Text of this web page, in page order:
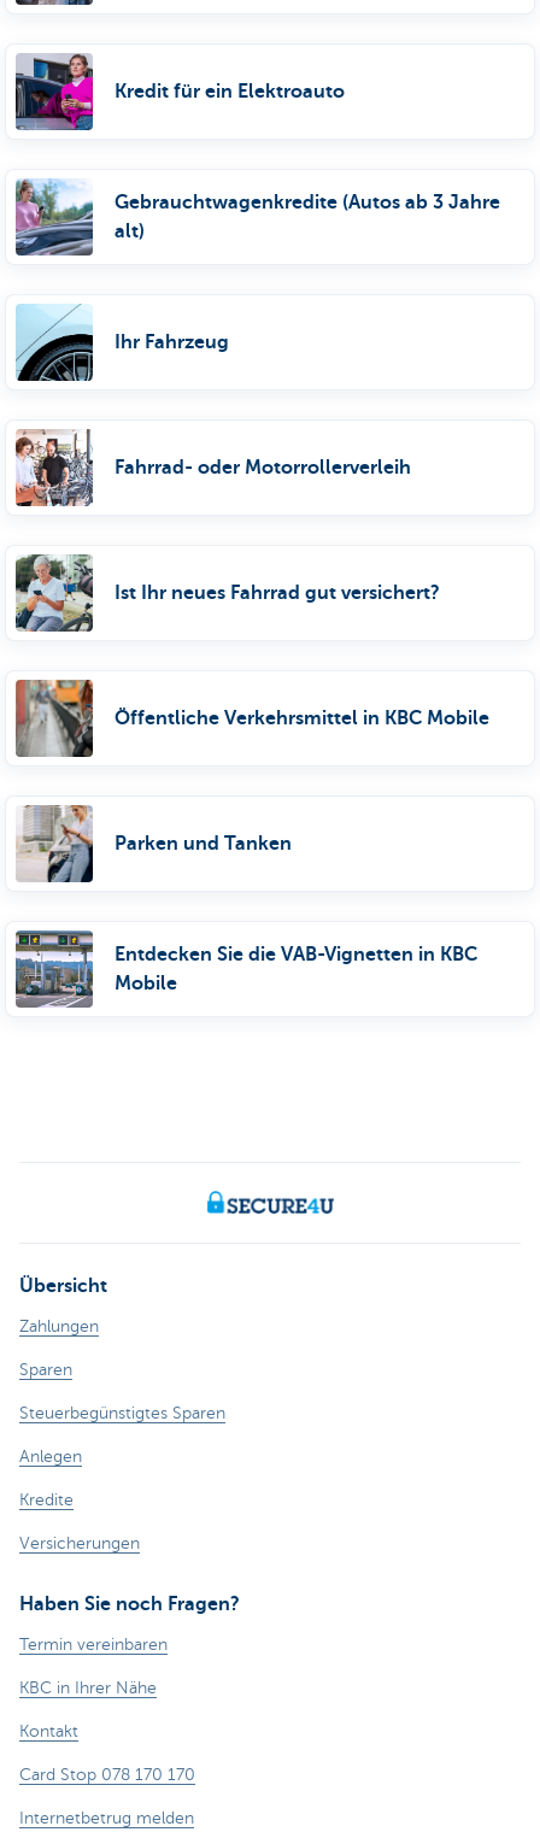
Kredit für ein Elektroauto
Gebrauchtwagenkredite (Autos ab 3 Jahre
alt)
Ihr Fahrzeug
Fahrrad- oder Motorrollerverleih
Ist Ihr neues Fahrrad gut versichert?
Öffentliche Verkehrsmittel in KBC Mobile
Parken und Tanken
Entdecken Sie die VAB-Vignetten in KBC
Mobile
Übersicht
Zahlungen
Sparen
Steuerbegünstigtes Sparen
Anlegen
Kredite
Versicherungen
Haben Sie noch Fragen?
Termin vereinbaren
KBC in Ihrer Nähe
Kontakt
Card Stop 078 170 170
Internetbetrug melden